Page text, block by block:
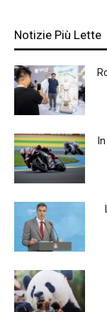
Notizie Più Lette